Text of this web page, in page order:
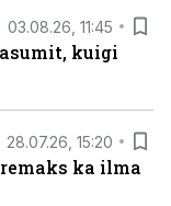
03.08.26, 11:45
kuigi
28.07.26, 15:20
ka ilma